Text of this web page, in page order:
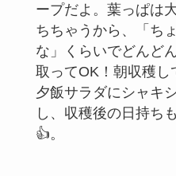
ープだよ。葉っぱは
ちちゃうから、「ち
な」くらいでどんど
取ってOK！朝収穫
夕飯サラダにシャキ
し、収穫後の日持ち
👍。